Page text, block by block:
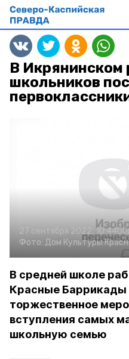
В
школьников
27 сентября 2022, 10:44
Фото: Дом Культуры
В средней школе
Красные Баррикады
торжественное
вступления самых
школьную семью